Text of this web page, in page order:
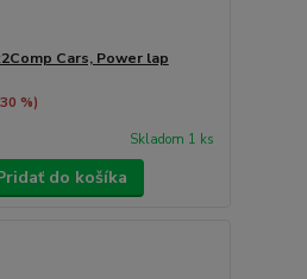
Cars, Power lap
%)
Skladom 1 ks
do košíka